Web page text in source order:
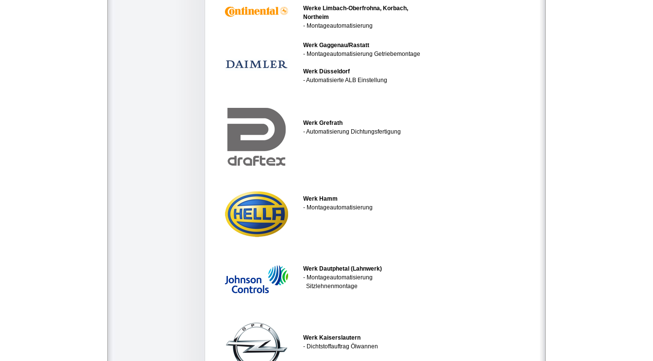
Werke Limbach-Oberfrohna, Korbach,
Northeim
- Montageautomatisierung
Werk Gaggenau/Rastatt
- Montageautomatisierung Getriebemontage
Werk Düsseldorf
- Automatisierte ALB Einstellung
Werk Grefrath
- Automatisierung Dichtungsfertigung
Werk Hamm
- Montageautomatisierung
Werk Dautphetal (Lahnwerk)
- Montageautomatisierung
Sitzlehnenmontage
Werk Kaiserslautern
- Dichtstoffauftrag Ölwannen